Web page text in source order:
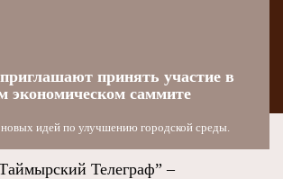
принять участие в
экономическом саммите
идей по улучшению городской среды.
Телеграф” –